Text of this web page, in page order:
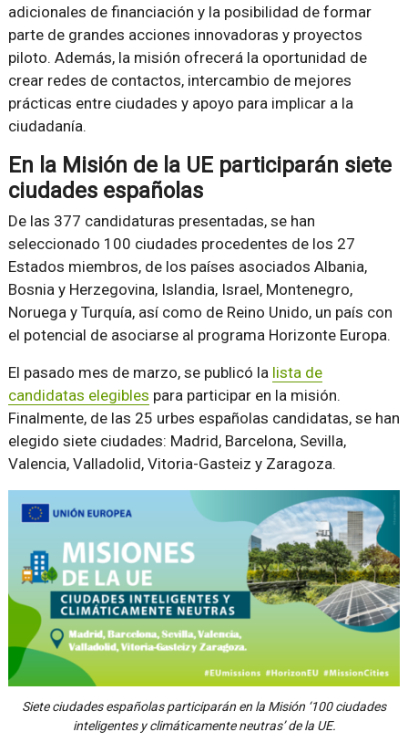
adicionales de financiación y la posibilidad de formar
parte de grandes acciones innovadoras y proyectos
piloto. Además, la misión ofrecerá la oportunidad de
crear redes de contactos, intercambio de mejores
prácticas entre ciudades y apoyo para implicar a la
ciudadanía.
En la Misión de la UE participarán siete
ciudades españolas
De las 377 candidaturas presentadas, se han
seleccionado 100 ciudades procedentes de los 27
Estados miembros, de los países asociados Albania,
Bosnia y Herzegovina, Islandia, Israel, Montenegro,
Noruega y Turquía, así como de Reino Unido, un país con
el potencial de asociarse al programa Horizonte Europa.
El pasado mes de marzo, se publicó la lista de
candidatas elegibles para participar en la misión.
Finalmente, de las 25 urbes españolas candidatas, se han
elegido siete ciudades: Madrid, Barcelona, Sevilla,
Valencia, Valladolid, Vitoria-Gasteiz y Zaragoza.
Siete ciudades españolas participarán en la Misión ‘100 ciudades
inteligentes y climáticamente neutras’ de la UE.